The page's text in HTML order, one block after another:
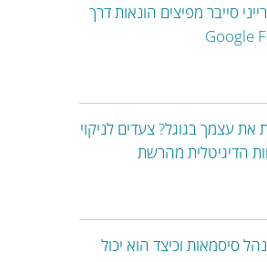
סייבר מפיצים הונאות דרך
Google
את עצמך בגוגל? צעדים לניקוי
הדיגיטלית מהרשת
סיסמאות וכיצד הוא יכול